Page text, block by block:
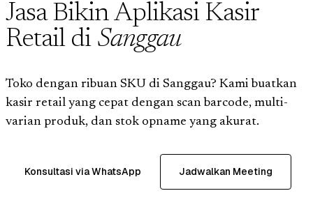
Jasa Bikin Aplikasi Kasir
Retail di Sanggau
Toko dengan ribuan SKU di Sanggau? Kami buatkan
kasir retail yang cepat dengan scan barcode, multi-
varian produk, dan stok opname yang akurat.
Konsultasi via WhatsApp Jadwalkan Meeting